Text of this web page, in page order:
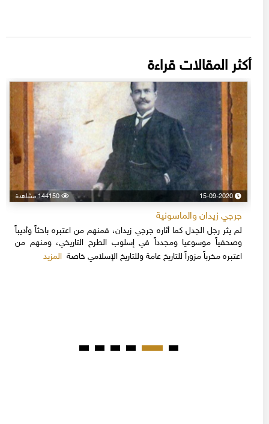
أكثر المقالات قراءة
15-09-2020 144150 مشاهدة
جرجي زيدان والماسونية
لم يثر رجل الجدل كما أثاره جرجي زيدان، فمنهم من اعتبره باحثاً وأديباً
وصحفياً موسوعيا ومجدداً في إسلوب الطرح التاريخي، ومنهم من
اعتبره مخرباً مزوراً للتاريخ عامة وللتاريخ الإسلامي خاصةالمزيد